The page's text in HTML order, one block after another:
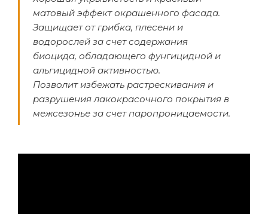
матовый эффект окрашенного фасада.
Защищает от грибка, плесени и
водорослей за счет содержания
биоцида, обладающего фунгицидной и
альгицидной активностью.
Позволит избежать растрескивания и
разрушения лакокрасочного покрытия в
межсезонье за счет паропроницаемости.